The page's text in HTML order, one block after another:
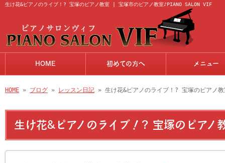
生け花&ピアノのライブ！? 宝塚のピアノ教室 | 宝塚市のピアノ教室♪PIANO SALON VIF
HOME 初めての方へ メニュー
HOME » ブログ » レッスン日記 » 生け花&ピアノのライブ！? 宝塚のピアノ教
生け花&ピアノのライブ！? 宝塚のピアノ